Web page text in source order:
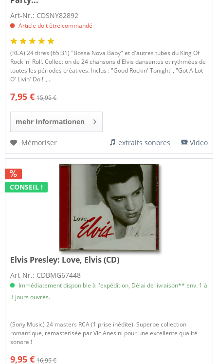
Art-Nr.: CDSNY82892
Article doit être commandé
(RCA) 24 titres (65:31) "Bossa Nova Baby" et d'autres tubes du King Of
Rock 'n' Roll. Collection de 24 chansons d'Elvis dansantes et rythmées de
toutes les périodes créatives. Inclus : "Good Rockin' Tonight", "Got A Lot
O' Livin' Do !",...
7,95 € 15,95 €
mehr Informationen
Mémoriser extraits sonores Video
CONSEIL !
Elvis Presley: Love, Elvis (CD)
Art-Nr.: CDBMG67448
Immédiatement disponible à l'expédition, Délai de livraison** env. 1 à
3 jours ouvrés.
(Sony Music) 24 masters RCA (1 prise inédite). Superbe collection
romantique, remasterisée par Vic Anesini pour une excellente qualité
sonore !
9,95 € 16,95 €